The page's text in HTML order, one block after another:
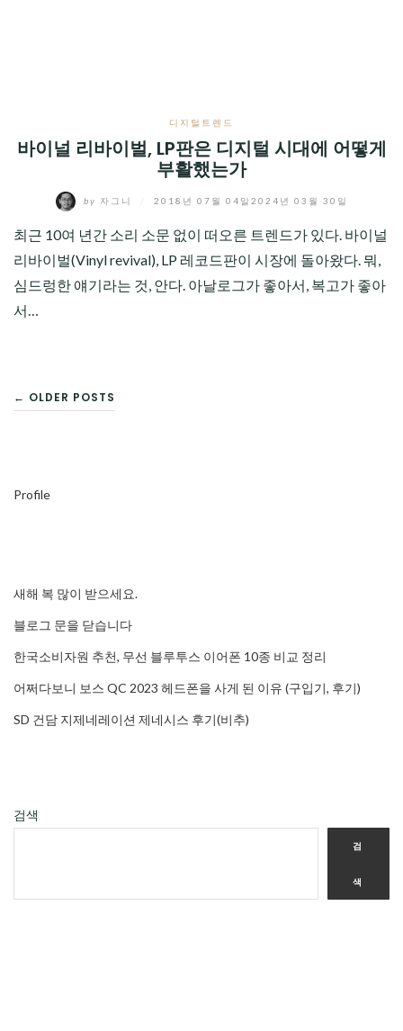
디지털트렌드
바이널 리바이벌, LP판은 디지털 시대에 어떻게
부활했는가
by 자그니 2018년 07월 04일 2024년 03월 30일
최근 10여 년간 소리 소문 없이 떠오른 트렌드가 있다. 바이널
리바이벌(Vinyl revival), LP 레코드판이 시장에 돌아왔다. 뭐,
심드렁한 얘기라는 것, 안다. 아날로그가 좋아서, 복고가 좋아
서…
글
← OLDER POSTS
Profile
새해 복 많이 받으세요.
블로그 문을 닫습니다
한국소비자원 추천, 무선 블루투스 이어폰 10종 비교 정리
어쩌다보니 보스 QC 2023 헤드폰을 사게 된 이유 (구입기, 후기)
SD 건담 지제네레이션 제네시스 후기(비추)
검색
검
색